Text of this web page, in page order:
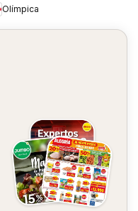
Olímpica